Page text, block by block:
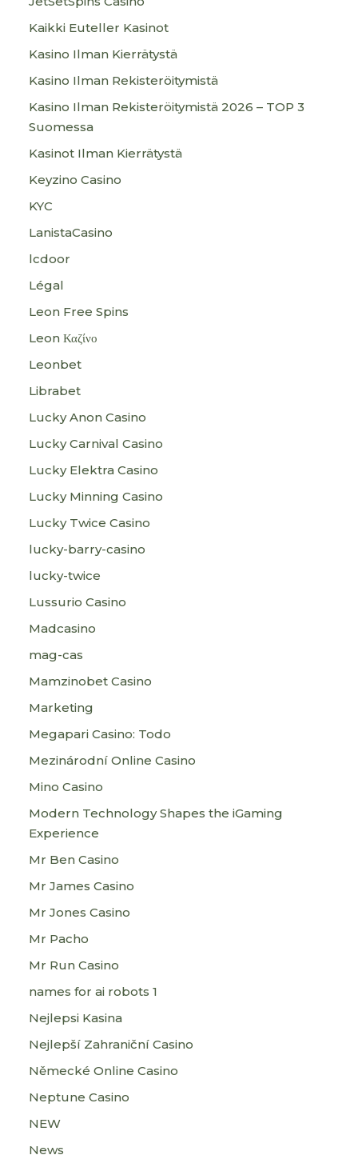
Kaikki Euteller Kasinot
Kasino Ilman Kierrätystä
Kasino Ilman Rekisteröitymistä
Kasino Ilman Rekisteröitymistä 2026 – TOP 3
Suomessa
Kasinot Ilman Kierrätystä
Keyzino Casino
KYC
LanistaCasino
lcdoor
Légal
Leon Free Spins
Leon Καζίνο
Leonbet
Librabet
Lucky Anon Casino
Lucky Carnival Casino
Lucky Elektra Casino
Lucky Minning Casino
Lucky Twice Casino
lucky-barry-casino
lucky-twice
Lussurio Casino
Madcasino
mag-cas
Mamzinobet Casino
Marketing
Megapari Casino: Todo
Mezinárodní Online Casino
Mino Casino
Modern Technology Shapes the iGaming
Experience
Mr Ben Casino
Mr James Casino
Mr Jones Casino
Mr Pacho
Mr Run Casino
names for ai robots 1
Nejlepsi Kasina
Nejlepší Zahraniční Casino
Německé Online Casino
Neptune Casino
NEW
News